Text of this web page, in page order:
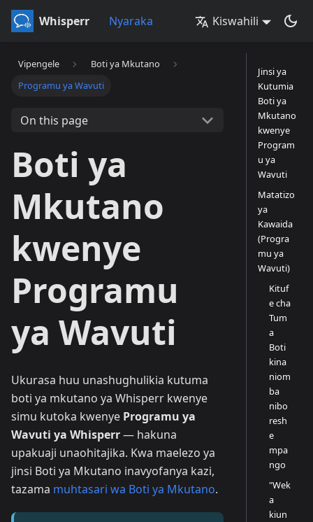
Whisperr Nyaraka Kiswahili
Vipengele
Boti ya Mkutano
Programu ya Wavuti
On this page
Boti ya
Mkutano
kwenye
Programu
ya Wavuti
Ukurasa huu unashughulikia kutuma
boti ya mkutano ya Whisperr kwenye
simu kutoka kwenye Programu ya
Wavuti ya Whisperr— hakuna
upakuaji unaohitajika. Kwa maelezo ya
jinsi Boti ya Mkutano inavyofanya kazi,
tazama muhtasari wa Boti ya Mkutano.
Jinsi ya
Kutumia
Boti ya
Mkutano
kwenye
Program
u ya
Wavuti
Matatizo
ya
Kawaida
(Progra
mu ya
Wavuti)
Kituf
e cha
Tum
a
Boti
kina
niom
ba
nibo
resh
e
mpa
ngo
"Wek
a
kiun